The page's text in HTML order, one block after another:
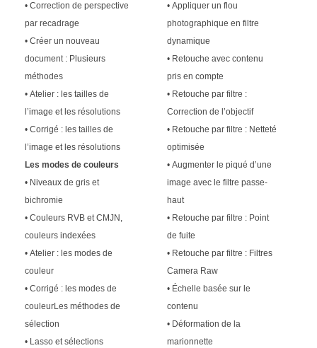
• Correction de perspective
par recadrage
• Créer un nouveau
document : Plusieurs
méthodes
• Atelier : les tailles de
l’image et les résolutions
• Corrigé : les tailles de
l’image et les résolutions
Les modes de couleurs
• Niveaux de gris et
bichromie
• Couleurs RVB et CMJN,
couleurs indexées
• Atelier : les modes de
couleur
• Corrigé : les modes de
couleurLes méthodes de
sélection
• Lasso et sélections
• Appliquer un flou
photographique en filtre
dynamique
• Retouche avec contenu
pris en compte
• Retouche par filtre :
Correction de l’objectif
• Retouche par filtre : Netteté
optimisée
• Augmenter le piqué d’une
image avec le filtre passe-
haut
• Retouche par filtre : Point
de fuite
• Retouche par filtre : Filtres
Camera Raw
• Échelle basée sur le
contenu
• Déformation de la
marionnette